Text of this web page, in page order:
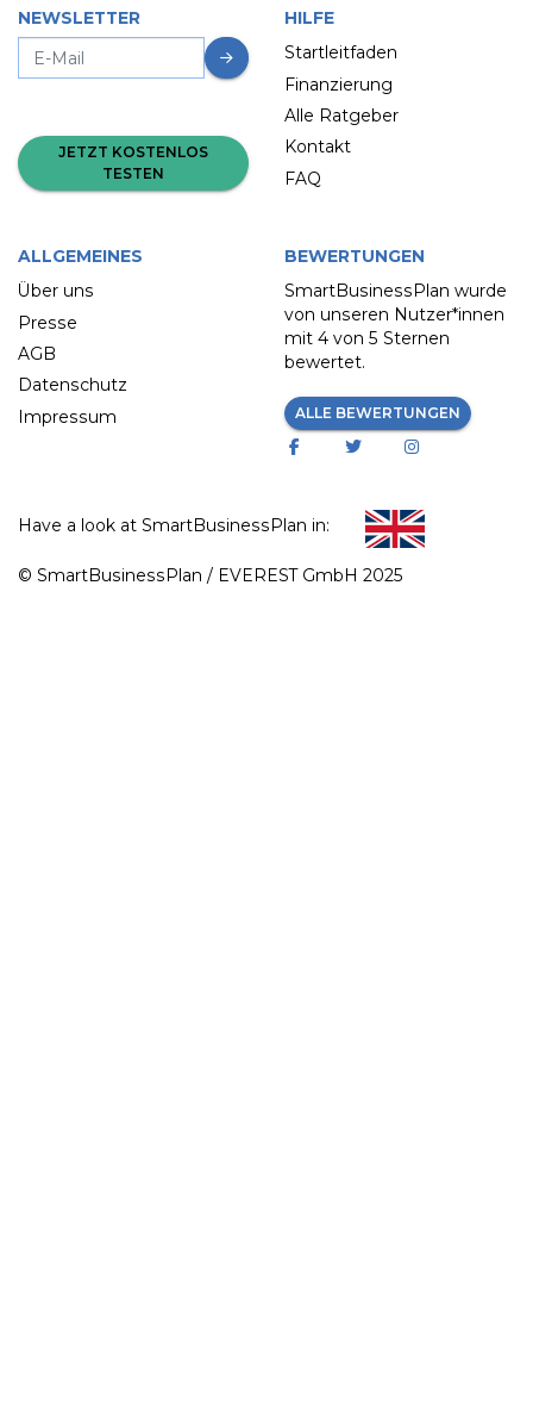
NEWSLETTER
JETZT KOSTENLOS
TESTEN
HILFE
Startleitfaden
Finanzierung
Alle Ratgeber
Kontakt
FAQ
ALLGEMEINES
Über uns
Presse
AGB
Datenschutz
Impressum
BEWERTUNGEN
SmartBusinessPlan wurde
von unseren Nutzer*innen
mit 4 von 5 Sternen
bewertet.
ALLE BEWERTUNGEN
© SmartBusinessPlan / EVEREST GmbH 2025
Have a look at SmartBusinessPlan in: